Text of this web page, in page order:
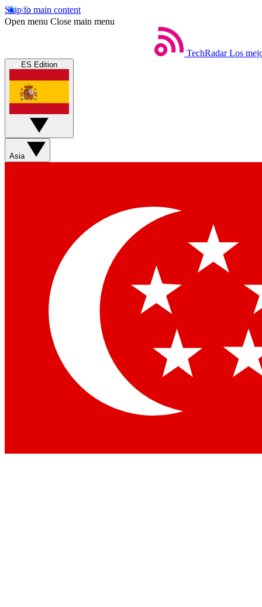
Skip to main content
Open menu Close main menu
TechRadar Los
ES Edition
Asia